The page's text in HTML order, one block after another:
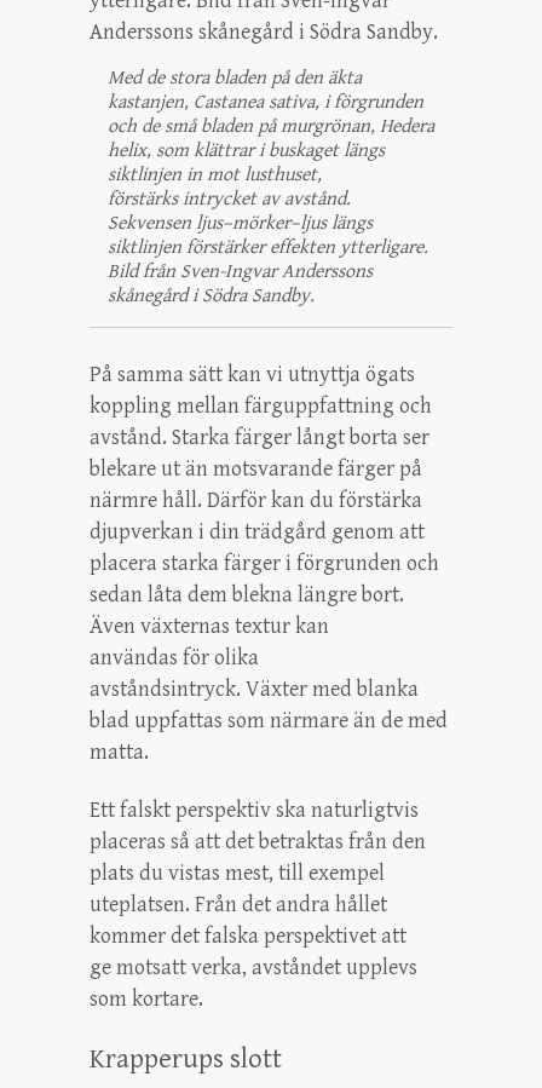
Med de stora bladen på den äkta
kastanjen, Castanea sativa, i förgrunden
och de små bladen på murgrönan, Hedera
helix, som klättrar i buskaget längs
siktlinjen in mot lusthuset,
förstärks intrycket av avstånd.
Sekvensen ljus–mörker–ljus längs
siktlinjen förstärker effekten ytterligare.
Bild från Sven-Ingvar Anderssons
skånegård i Södra Sandby.
På samma sätt kan vi utnyttja ögats
koppling mellan färguppfattning och
avstånd. Starka färger långt borta ser
blekare ut än motsvarande färger på
närmre håll. Därför kan du förstärka
djupverkan i din trädgård genom att
placera starka färger i förgrunden och
sedan låta dem blekna längre bort.
Även växternas textur kan
användas för olika
avståndsintryck. Växter med blanka
blad uppfattas som närmare än de med
matta.
Ett falskt perspektiv ska naturligtvis
placeras så att det betraktas från den
plats du vistas mest, till exempel
uteplatsen. Från det andra hållet
kommer det falska perspektivet att
ge motsatt verka, avståndet upplevs
som kortare.
Krapperups slott